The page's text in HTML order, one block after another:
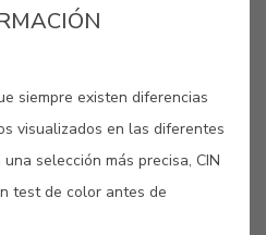
siempre existen diferencias
visualizados en las diferentes
selección más precisa, CIN
test de color antes de